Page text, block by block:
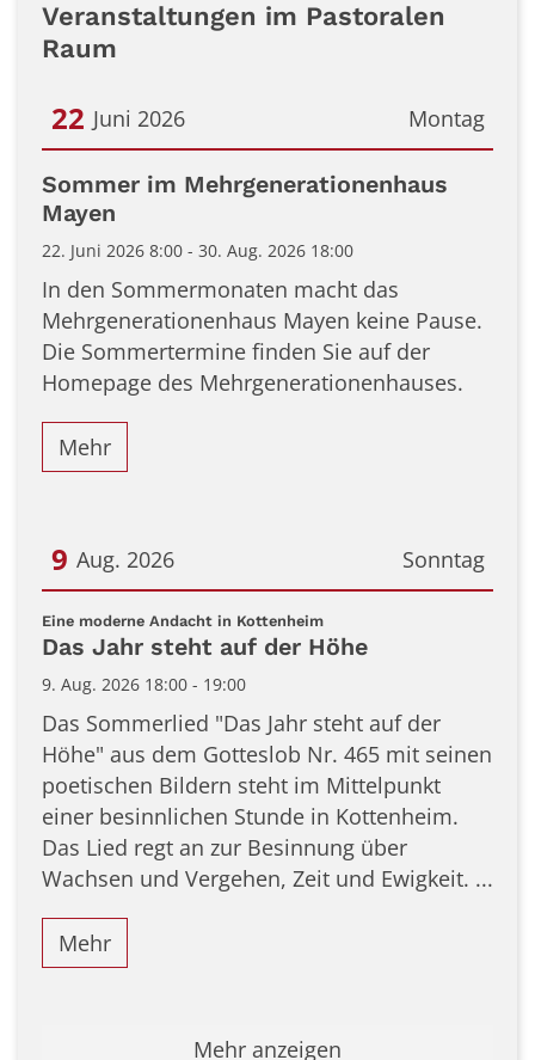
Veranstaltungen im Pastoralen
Raum
Montag
22 Juni 2026
Datum: 22. Juni 2026
Sommer im Mehrgenerationenhaus
Mayen
22. Juni 2026 8:00 - 30. Aug. 2026 18:00
In den Sommermonaten macht das
Mehrgenerationenhaus Mayen keine Pause.
Die Sommertermine finden Sie auf der
Homepage des Mehrgenerationenhauses.
Mehr
Sonntag
9 Aug. 2026
Datum: 9. August 2026
Eine moderne Andacht in Kottenheim:
Das Jahr steht auf der Höhe
9. Aug. 2026 18:00 - 19:00
Das Sommerlied "Das Jahr steht auf der
Höhe" aus dem Gotteslob Nr. 465 mit seinen
poetischen Bildern steht im Mittelpunkt
einer besinnlichen Stunde in Kottenheim.
Das Lied regt an zur Besinnung über
Wachsen und Vergehen, Zeit und Ewigkeit. ...
Mehr
Mehr anzeigen